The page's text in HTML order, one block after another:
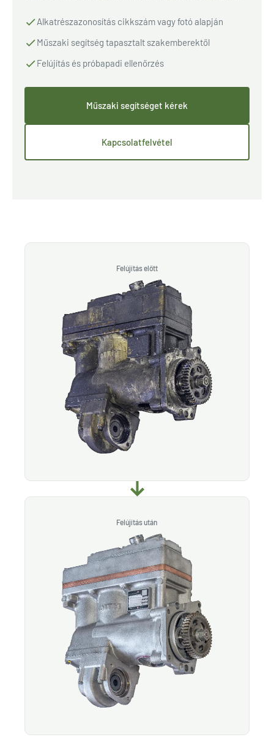
Alkatrészazonosítás cikkszám vagy fotó alapján
Műszaki segítség tapasztalt szakemberektől
Felújítás és próbapadi ellenőrzés
Műszaki segítséget kérek
Kapcsolatfelvétel
Felújítás előtt
Felújítás után